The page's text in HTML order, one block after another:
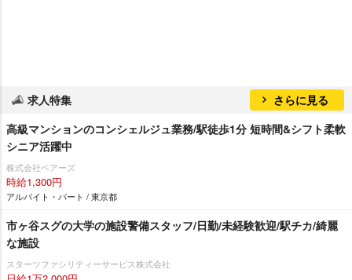
求人特集
さらに見る
高級マンションのコンシェルジュ業務/駅徒歩1分 短時間&シフト柔軟
シニア活躍中
株式会社ベアーズ
時給1,300円
アルバイト・パート / 東京都
市ヶ谷スグの大学の施設警備スタッフ/日勤/未経験歓迎/駅チカ/綺麗
な施設
スターツファシリティーサービス株式会社